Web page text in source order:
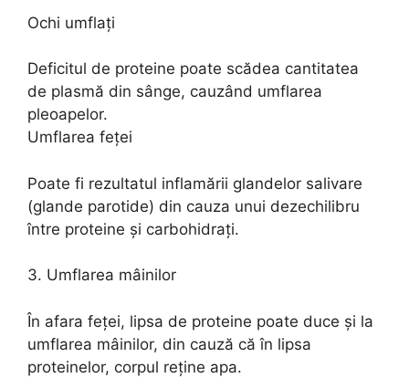
Ochi umflați
Deficitul de proteine poate scădea cantitatea
de plasmă din sânge, cauzând umflarea
pleoapelor.
Umflarea feței
Poate fi rezultatul inflamării glandelor salivare
(glande parotide) din cauza unui dezechilibru
între proteine și carbohidrați.
3. Umflarea mâinilor
În afara feței, lipsa de proteine poate duce și la
umflarea mâinilor, din cauză că în lipsa
proteinelor, corpul reține apa.